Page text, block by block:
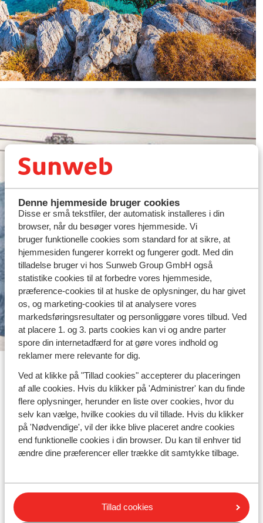
Denne hjemmeside bruger cookies
Disse er små tekstfiler, der automatisk installeres i din
browser, når du besøger vores hjemmeside. Vi
bruger funktionelle cookies som standard for at sikre, at
hjemmesiden fungerer korrekt og fungerer godt. Med din
tilladelse bruger vi hos Sunweb Group GmbH også
statistike cookies til at forbedre vores hjemmeside,
præference-cookies til at huske de oplysninger, du har givet
os, og marketing-cookies til at analysere vores
markedsføringsresultater og personliggøre vores tilbud. Ved
at placere 1. og 3. parts cookies kan vi og andre parter
spore din internetadfærd for at gøre vores indhold og
reklamer mere relevante for dig.
Ved at klikke på "Tillad cookies" accepterer du placeringen
af alle cookies. Hvis du klikker på 'Administrer' kan du finde
flere oplysninger, herunder en liste over cookies, hvor du
selv kan vælge, hvilke cookies du vil tillade. Hvis du klikker
på 'Nødvendige', vil der ikke blive placeret andre cookies
end funktionelle cookies i din browser. Du kan til enhver tid
ændre dine præferencer eller trække dit samtykke tilbage.
Tillad cookies
Spar 350 kr. pr. person på
populært hotel i Østrig!
Læs mere om Hotel Pass Thurn
Populære hoteller på Kreta
Rejs med Sunweb